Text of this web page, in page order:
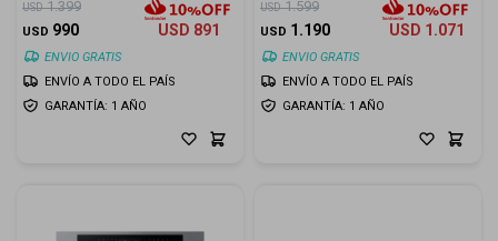
USD 1.399
USD 990 USD 891
ENVIO GRATIS
GARANTÍA: 1 AÑO
ENVÍO A TODO EL PAÍS
USD 1.599
USD 1.190 USD 1.071
ENVIO GRATIS
GARANTÍA: 1 AÑO
ENVÍO A TODO EL PAÍS